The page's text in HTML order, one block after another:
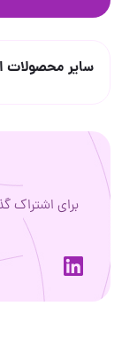
سایر محصولات
برای اشتراک